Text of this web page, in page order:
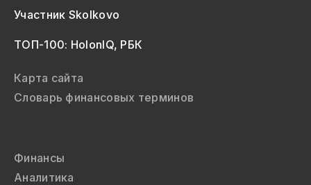
Участник Skolkovo
ТОП-100: HolonIQ, РБК
Карта сайта
Словарь финансовых терминов
Финансы
Аналитика